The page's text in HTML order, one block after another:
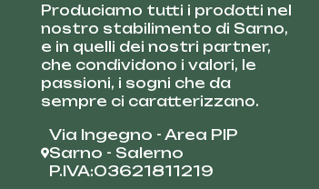
Produciamo tutti i prodotti nel
nostro stabilimento di Sarno,
e in quelli dei nostri partner,
che condividono i valori, le
passioni, i sogni che da
sempre ci caratterizzano.
Via Ingegno - Area PIP
Sarno - Salerno
P.IVA:03621811219